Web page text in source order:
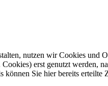
nutzen wir Cookies und
erst genutzt werden,
können Sie hier bereits erteilte